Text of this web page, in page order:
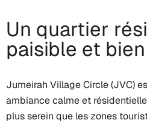
Un quartier
paisible et
Jumeirah Village Circle (JVC)
ambiance calme et
plus serein que les zones